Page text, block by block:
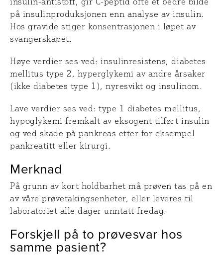
på insulinproduksjonen enn analyse av insulin.
Hos gravide stiger konsentrasjonen i løpet av
svangerskapet.
Høye verdier ses ved: insulinresistens, diabetes
mellitus type 2, hyperglykemi av andre årsaker
(ikke diabetes type 1), nyresvikt og insulinom.
Lave verdier ses ved: type 1 diabetes mellitus,
hypoglykemi fremkalt av eksogent tilført insulin
og ved skade på pankreas etter for eksempel
pankreatitt eller kirurgi.
Merknad
På grunn av kort holdbarhet må prøven tas på en
av våre prøvetakingsenheter, eller leveres til
laboratoriet alle dager unntatt fredag.
Forskjell på to prøvesvar hos
samme pasient?